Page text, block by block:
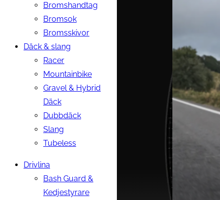
Bromshandtag
Bromsok
Bromsskivor
Däck & slang
Racer
Mountainbike
Gravel & Hybrid
Däck
Dubbdäck
Slang
Tubeless
Drivlina
Bash Guard &
Kedjestyrare